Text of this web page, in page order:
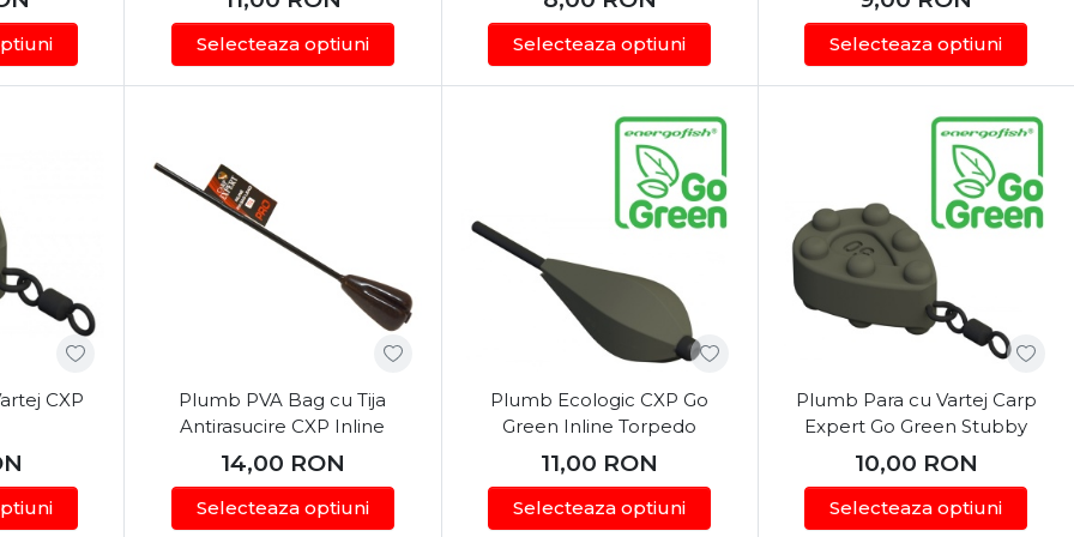
Nutritive:
Pentru sporirea atractivității nadei în orice anotimp.
Terminale
Monofilamente cu rezistență mare la nod și abraziune, alături de fire textile de calitate.
Modele ultra-ascuțite și plumbi de plumbaj optim pentru o fixare corectă pe substrat.
de Camping
de pescuit, confortul pe malul apei este prioritar. De la corturi și umbrele, până la paturi și scaune
găsești tot ce ai nevoie pentru a te bucura de natură în siguranță.
pentru Partide Reușite
Identifică structurile submerse, pragurile și zonele cu stufăriș unde crapul se hrănește în siguranță.
o tehnică de nadire grupată și momeli echilibrate.
Protejează peștele utilizând saltele de primire și mincioguri adecvate.
Selecteaza optiuni Selecteaza optiuni Selecteaza optiuni
CXP
Plumb PVA Bag cu Tija
Antirasucire CXP Inline
14,00 RON
Selecteaza optiuni
Plumb Ecologic CXP Go
Green Inline Torpedo
11,00 RON
Selecteaza optiuni
Plumb Para cu Vartej Carp
Expert Go Green Stubby
10,00 RON
Selecteaza optiuni